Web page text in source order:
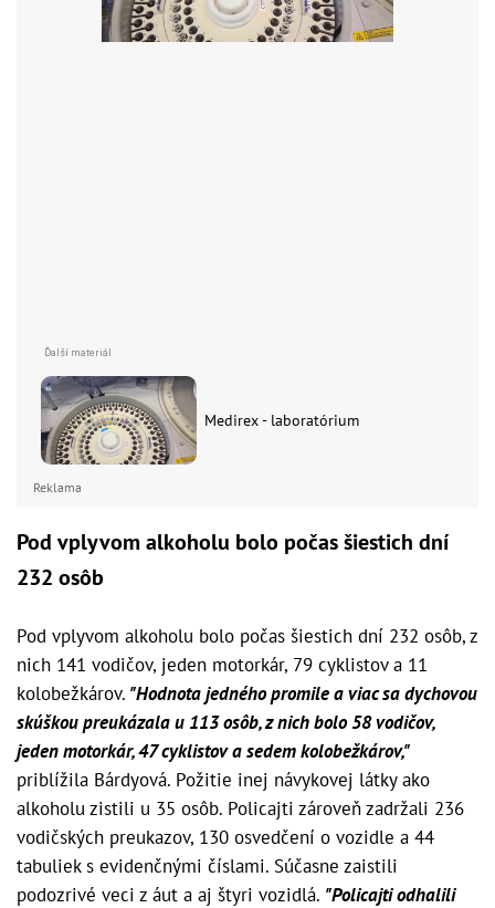
Medirex - laboratórium
Reklama
Pod vplyvom alkoholu bolo počas šiestich dní
232 osôb
Pod vplyvom alkoholu bolo počas šiestich dní 232 osôb, z
nich 141 vodičov, jeden motorkár, 79 cyklistov a 11
kolobežkárov. "Hodnota jedného promile a viac sa dychovou
skúškou preukázala u 113 osôb, z nich bolo 58 vodičov,
jeden motorkár, 47 cyklistov a sedem kolobežkárov,"
priblížila Bárdyová. Požitie inej návykovej látky ako
alkoholu zistili u 35 osôb. Policajti zároveň zadržali 236
vodičských preukazov, 130 osvedčení o vozidle a 44
tabuliek s evidenčnými číslami. Súčasne zaistili
podozrivé veci z áut a aj štyri vozidlá. "Policajti odhalili